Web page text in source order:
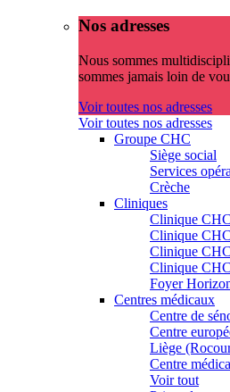
Nos adresses
Nous sommes
sommes jamais loin de
Voir toutes nos adresses
Voir toutes nos adresses
Groupe CHC
Siège social
Services
Crèche
Cliniques
Clinique
Clinique
Clinique
Clinique
Foyer
Centres médicaux
Centre de
Centre
Liège
Centre
Voir tout